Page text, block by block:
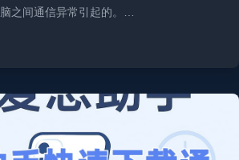
之间通信异常引起的。…